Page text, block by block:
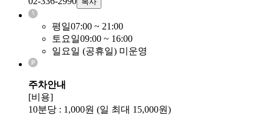
평일07:00 ~ 21:00
토요일09:00 ~ 16:00
일요일 (공휴일) 미운영
주차안내
[비용]
10분당 : 1,000원 (일 최대 15,000원)